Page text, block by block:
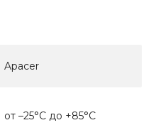
Apacer
от –25°C до +85°C